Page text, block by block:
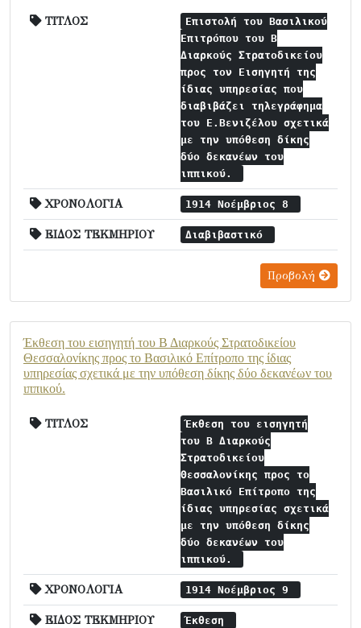
ΤΙΤΛΟΣ
Επιστολή του Βασιλικού
Επιτρόπου του Β
Διαρκούς Στρατοδικείου
προς τον Εισηγητή της
ίδιας υπηρεσίας που
διαβιβάζει τηλεγράφημα
του Ε.Βενιζέλου σχετικά
με την υπόθεση δίκης
δύο δεκανέων του
ιππικού.
ΧΡΟΝΟΛΟΓΙΑ 1914 Νοέμβριος 8
ΕΙΔΟΣ ΤΕΚΜΗΡΙΟΥ Διαβιβαστικό
Προβολή
Έκθεση του εισηγητή του Β Διαρκούς Στρατοδικείου
Θεσσαλονίκης προς το Βασιλικό Επίτροπο της ίδιας
υπηρεσίας σχετικά με την υπόθεση δίκης δύο δεκανέων του
ιππικού.
ΤΙΤΛΟΣ
Έκθεση του εισηγητή
του Β Διαρκούς
Στρατοδικείου
Θεσσαλονίκης προς το
Βασιλικό Επίτροπο της
ίδιας υπηρεσίας σχετικά
με την υπόθεση δίκης
δύο δεκανέων του
ιππικού.
ΧΡΟΝΟΛΟΓΙΑ 1914 Νοέμβριος 9
ΕΙΔΟΣ ΤΕΚΜΗΡΙΟΥ Έκθεση